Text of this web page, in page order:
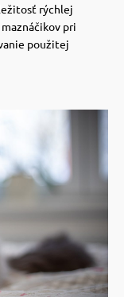
rýchlej
pri
použitej